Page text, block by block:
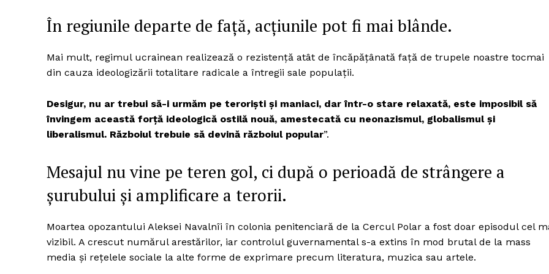
În regiunile departe de față, acțiunile pot fi mai blânde.
Mai mult, regimul ucrainean realizează o rezistență atât de încăpățânată față de trupele noastre tocmai
din cauza ideologizării totalitare radicale a întregii sale populații.
Desigur, nu ar trebui să-i urmăm pe terorişti şi maniaci, dar într-o stare relaxată, este imposibil să
învingem această forţă ideologică ostilă nouă, amestecată cu neonazismul, globalismul şi
liberalismul. Războiul trebuie să devină războiul popular”.
Mesajul nu vine pe teren gol, ci după o perioadă de strângere a
șurubului și amplificare a terorii.
Moartea opozantului Aleksei Navalnîi în colonia penitenciară de la Cercul Polar a fost doar episodul cel
vizibil. A crescut numărul arestărilor, iar controlul guvernamental s-a extins în mod brutal de la mass
media și rețelele sociale la alte forme de exprimare precum literatura, muzica sau artele.